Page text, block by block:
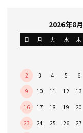
2026年8月
日 月 火 水 木
2 3 4 5 6
9 10 11 12 13
16 17 18 19 20
23 24 25 26 27